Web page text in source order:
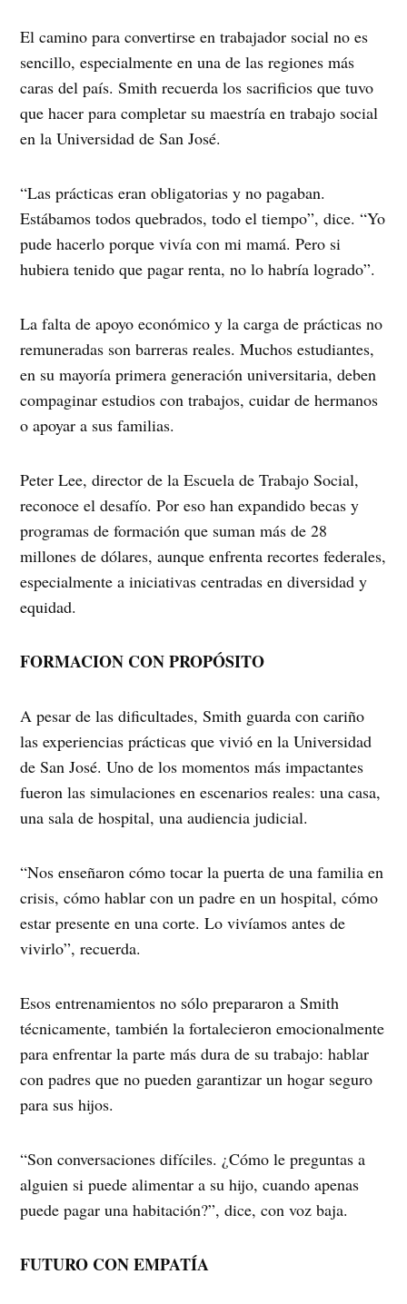
El camino para convertirse en trabajador social no es
sencillo, especialmente en una de las regiones más
caras del país. Smith recuerda los sacrificios que tuvo
que hacer para completar su maestría en trabajo social
en la Universidad de San José.
“Las prácticas eran obligatorias y no pagaban.
Estábamos todos quebrados, todo el tiempo”, dice. “Yo
pude hacerlo porque vivía con mi mamá. Pero si
hubiera tenido que pagar renta, no lo habría logrado”.
La falta de apoyo económico y la carga de prácticas no
remuneradas son barreras reales. Muchos estudiantes,
en su mayoría primera generación universitaria, deben
compaginar estudios con trabajos, cuidar de hermanos
o apoyar a sus familias.
Peter Lee, director de la Escuela de Trabajo Social,
reconoce el desafío. Por eso han expandido becas y
programas de formación que suman más de 28
millones de dólares, aunque enfrenta recortes federales,
especialmente a iniciativas centradas en diversidad y
equidad.
FORMACION CON PROPÓSITO
A pesar de las dificultades, Smith guarda con cariño
las experiencias prácticas que vivió en la Universidad
de San José. Uno de los momentos más impactantes
fueron las simulaciones en escenarios reales: una casa,
una sala de hospital, una audiencia judicial.
“Nos enseñaron cómo tocar la puerta de una familia en
crisis, cómo hablar con un padre en un hospital, cómo
estar presente en una corte. Lo vivíamos antes de
vivirlo”, recuerda.
Esos entrenamientos no sólo prepararon a Smith
técnicamente, también la fortalecieron emocionalmente
para enfrentar la parte más dura de su trabajo: hablar
con padres que no pueden garantizar un hogar seguro
para sus hijos.
“Son conversaciones difíciles. ¿Cómo le preguntas a
alguien si puede alimentar a su hijo, cuando apenas
puede pagar una habitación?”, dice, con voz baja.
FUTURO CON EMPATÍA